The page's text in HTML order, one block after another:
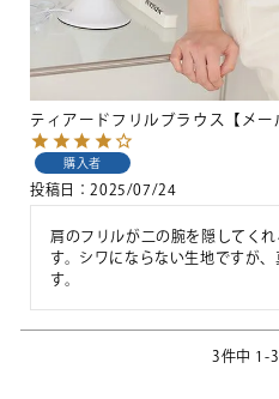
ティアードフリルブラウス【メー
購入者
投稿日 2025/07/24
肩のフリルが二の腕を隠してく
す。シワにならない生地ですが
す。
3件中 1 -3